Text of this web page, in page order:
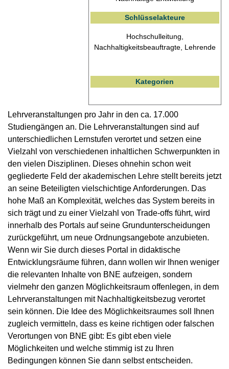
Schlüsselakteure
Hochschulleitung,
Nachhaltigkeitsbeauftragte, Lehrende
Kategorien
Lehrveranstaltungen pro Jahr in den ca. 17.000
Studiengängen an. Die Lehrveranstaltungen sind auf
unterschiedlichen Lernstufen verortet und setzen eine
Vielzahl von verschiedenen inhaltlichen Schwerpunkten in
den vielen Disziplinen. Dieses ohnehin schon weit
gegliederte Feld der akademischen Lehre stellt bereits jetzt
an seine Beteiligten vielschichtige Anforderungen. Das
hohe Maß an Komplexität, welches das System bereits in
sich trägt und zu einer Vielzahl von Trade-offs führt, wird
innerhalb des Portals auf seine Grundunterscheidungen
zurückgeführt, um neue Ordnungsangebote anzubieten.
Wenn wir Sie durch dieses Portal in didaktische
Entwicklungsräume führen, dann wollen wir Ihnen weniger
die relevanten Inhalte von BNE aufzeigen, sondern
vielmehr den ganzen Möglichkeitsraum offenlegen, in dem
Lehrveranstaltungen mit Nachhaltigkeitsbezug verortet
sein können. Die Idee des Möglichkeitsraumes soll Ihnen
zugleich vermitteln, dass es keine richtigen oder falschen
Verortungen von BNE gibt: Es gibt eben viele
Möglichkeiten und welche stimmig ist zu Ihren
Bedingungen können Sie dann selbst entscheiden.